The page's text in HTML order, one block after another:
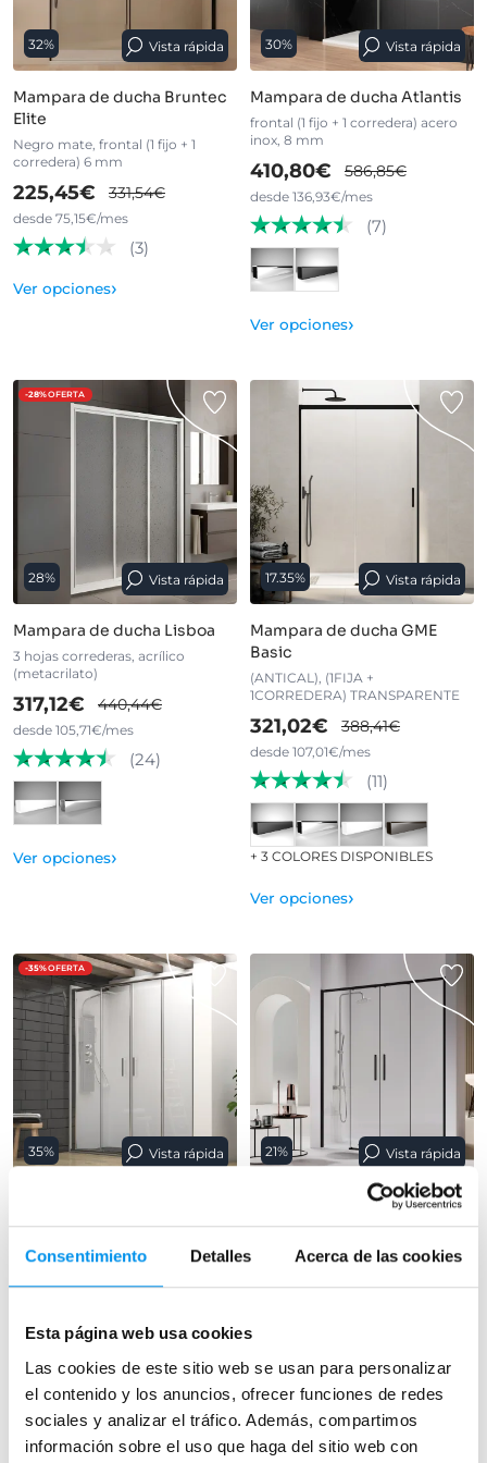
Consentimiento Detalles Acerca de las cookies
Esta página web usa cookies
Las cookies de este sitio web se usan para personalizar
el contenido y los anuncios, ofrecer funciones de redes
sociales y analizar el tráfico. Además, compartimos
información sobre el uso que haga del sitio web con
32% Vista rápida
Mampara de ducha Bruntec
Elite
Negro mate, frontal (1 fijo + 1
corredera) 6 mm
225,45€ 331,54€
desde 75,15€/mes
(3)
Ver opciones›
30% Vista rápida
Mampara de ducha Atlantis
frontal (1 fijo + 1 corredera) acero
inox, 8 mm
410,80€ 586,85€
desde 136,93€/mes
(7)
Ver opciones›
-28%OFERTA
28% Vista rápida
Mampara de ducha Lisboa
3 hojas correderas, acrílico
(metacrilato)
317,12€ 440,44€
desde 105,71€/mes
(24)
Ver opciones›
17.35% Vista rápida
Mampara de ducha GME
Basic
(ANTICAL), (1FIJA +
1CORREDERA) TRANSPARENTE
321,02€ 388,41€
desde 107,01€/mes
(11)
+ 3 COLORES DISPONIBLES
Ver opciones›
-35%OFERTA
35% Vista rápida
(2 fijos + 2 correderas) perfil negro
mate o plata brillo, 6 mm
(29)
Ver opciones›
21% Vista rápida
Mampara de ducha
Kassandra Delta (DE100)
Frontal (2 fijos + 2 correderas) 6
+ 2 COLORES DISPONIBLES